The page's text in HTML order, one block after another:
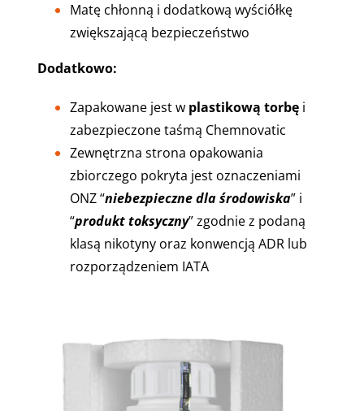
Matę chłonną i dodatkową wyściółkę
zwiększającą bezpieczeństwo
Dodatkowo:
Zapakowane jest w plastikową torbę i
zabezpieczone taśmą Chemnovatic
Zewnętrzna strona opakowania
zbiorczego pokryta jest oznaczeniami
ONZ “niebezpieczne dla środowiska” i
“produkt toksyczny” zgodnie z podaną
klasą nikotyny oraz konwencją ADR lub
rozporządzeniem IATA